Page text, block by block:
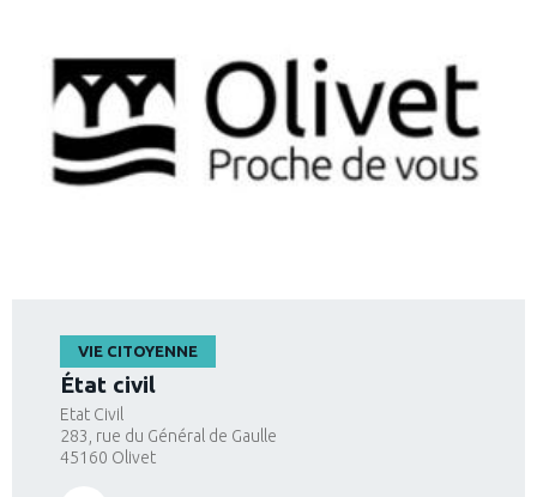
VIE CITOYENNE
État civil
Etat Civil
283, rue du Général de Gaulle
45160 Olivet